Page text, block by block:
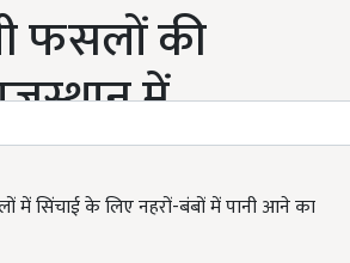
फसलों की
में
सिंचाई के लिए नहरों-बंबों में पानी आने का